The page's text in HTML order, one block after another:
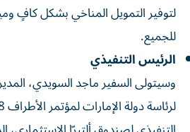
لتوفير التمويل المناخي بشكل كافٍ
للجميع.
الرئيس التنفيذي
وسيتولى السفير ماجد السويدي،